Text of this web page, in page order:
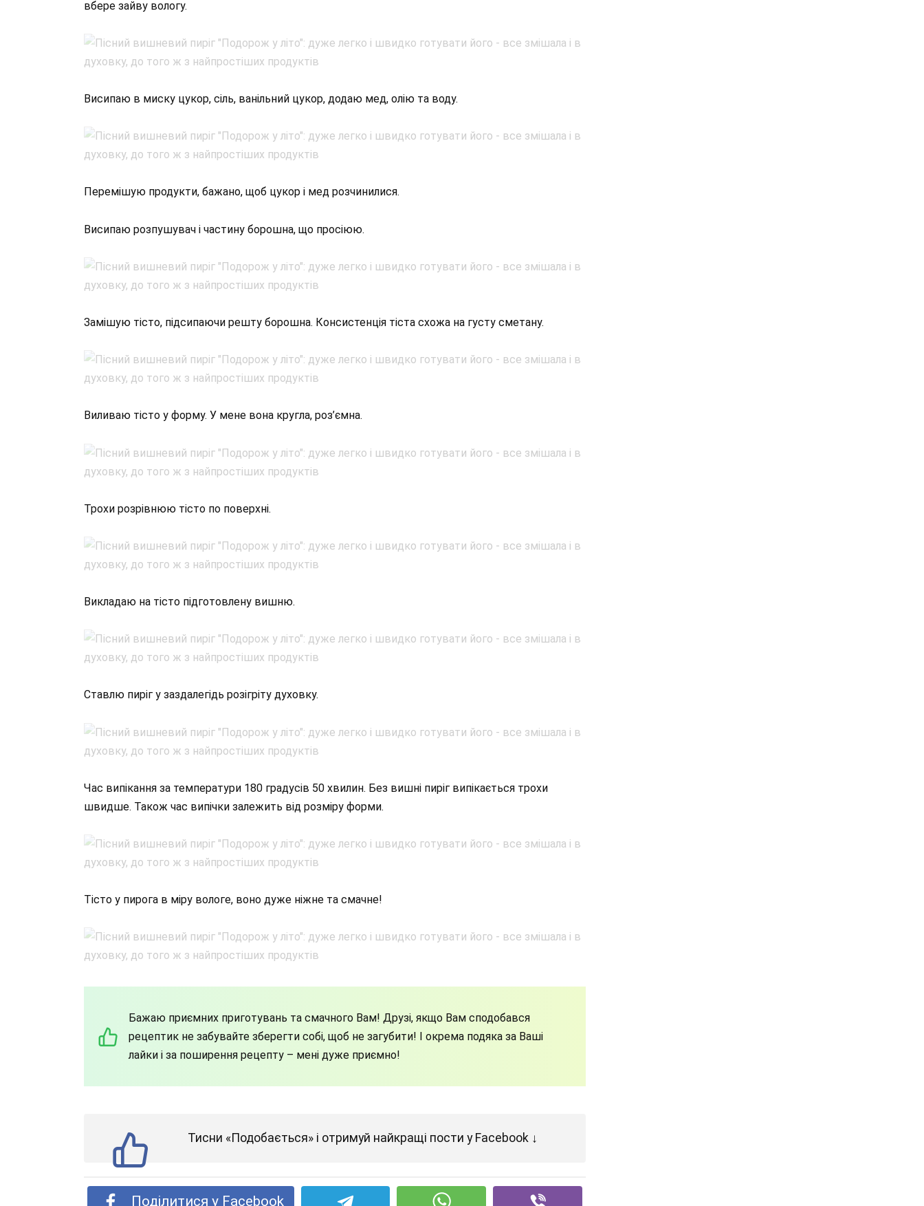
вбере зайву вологу.
Висипаю в миску цукор, сіль, ванільний цукор, додаю мед, олію та воду.
Перемішую продукти, бажано, щоб цукор і мед розчинилися.
Висипаю розпушувач і частину борошна, що просіюю.
Замішую тісто, підсипаючи решту борошна. Консистенція тіста схожа на густу сметану.
Виливаю тісто у форму. У мене вона кругла, роз’ємна.
Трохи розрівнюю тісто по поверхні.
Викладаю на тісто підготовлену вишню.
Ставлю пиріг у заздалегідь розігріту духовку.
Час випікання за температури 180 градусів 50 хвилин. Без вишні пиріг випікається трохи
швидше. Також час випічки залежить від розміру форми.
Тісто у пирога в міру вологе, воно дуже ніжне та смачне!
Бажаю приємних приготувань та смачного Вам! Друзі, якщо Вам сподобався
рецептик не забувайте зберегти собі, щоб не загубити! І окрема подяка за Ваші
лайки і за поширення рецепту – мені дуже приємно!
Тисни «Подобається» і отримуй найкращі пости у Facebook ↓
Поділитися у Facebook